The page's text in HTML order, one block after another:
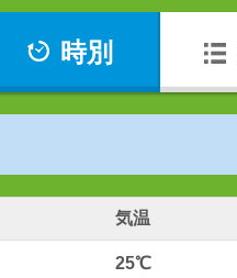
時別
気温
25℃